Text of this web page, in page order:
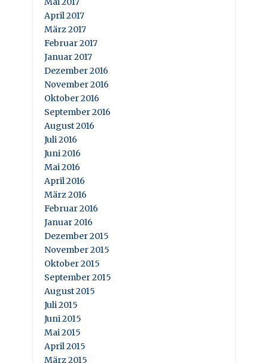
April 2017
März 2017
Februar 2017
Januar 2017
Dezember 2016
November 2016
Oktober 2016
September 2016
August 2016
Juli 2016
Juni 2016
Mai 2016
April 2016
März 2016
Februar 2016
Januar 2016
Dezember 2015
November 2015
Oktober 2015
September 2015
August 2015
Juli 2015
Juni 2015
Mai 2015
April 2015
März 2015